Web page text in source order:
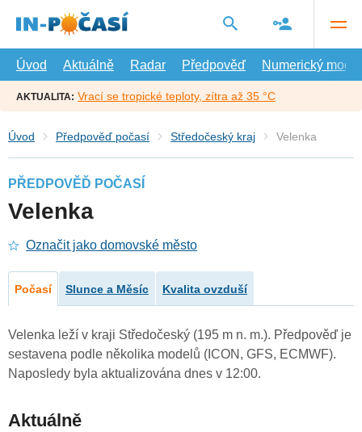
hlavní
Úvod
Aktuálně Radar Předpověď Numerický model
AKTUALITA: Vrací se tropické teploty, zítra až 35 °C
Úvod Předpověď počasí Středočeský kraj Velenka
PŘEDPOVĚĎ POČASÍ
Velenka
Označit jako domovské město
Počasí Slunce a Měsíc Kvalita ovzduší
Velenka leží v kraji Středočeský (195 m n. m.). Předpověď je
sestavena podle několika modelů (ICON, GFS, ECMWF).
Naposledy byla aktualizována dnes v 12:00.
Aktuálně